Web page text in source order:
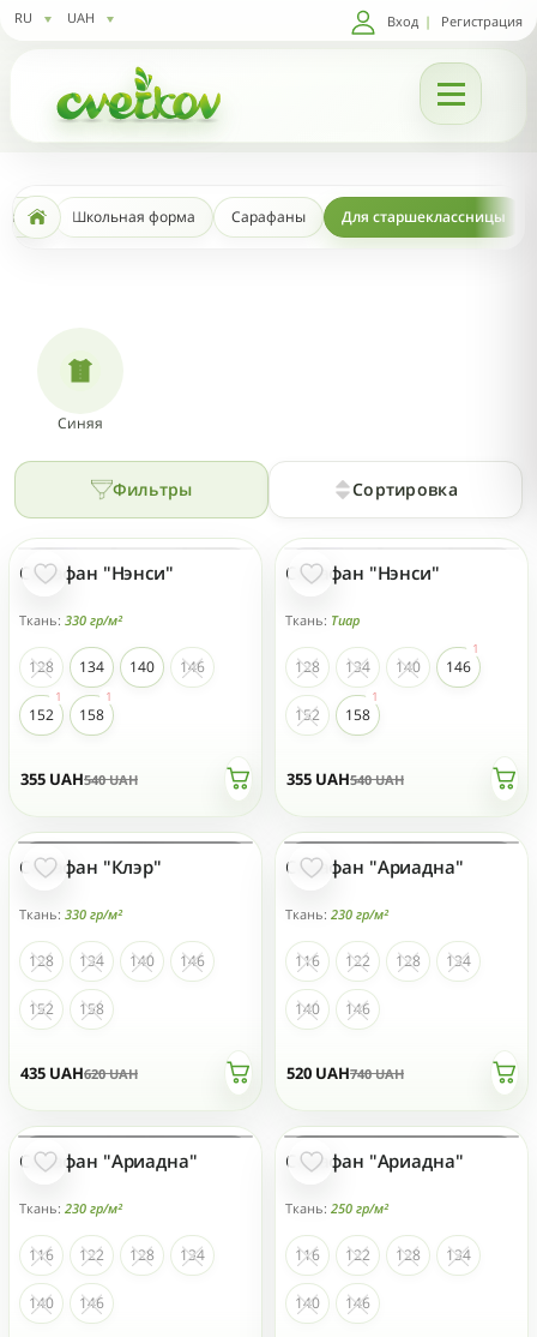
RU UAH Вход | Регистрация
Школьная форма Сарафаны Для старшеклассницы
Синяя
Фильтры Сортировка
355 UAH540UAH
Сарафан "Нэнси"
Ткань: 330 гр/м²
128 134 140 146
152 158
355 UAH540UAH
Сарафан "Нэнси"
Ткань: Тиар
128 134 140 146
152 158
НЕТ НА СКЛАДЕ
435 UAH620UAH
Сарафан "Клэр"
Ткань: 330 гр/м²
128 134 140 146
152 158
НЕТ НА СКЛАДЕ
520 UAH740UAH
Сарафан "Ариадна"
Ткань: 230 гр/м²
116 122 128 134
140 146
НЕТ НА СКЛАДЕ
Сарафан "Ариадна"
Ткань: 230 гр/м²
116 122 128 134
140 146
НЕТ НА СКЛАДЕ
Сарафан "Ариадна"
Ткань: 250 гр/м²
116 122 128 134
140 146